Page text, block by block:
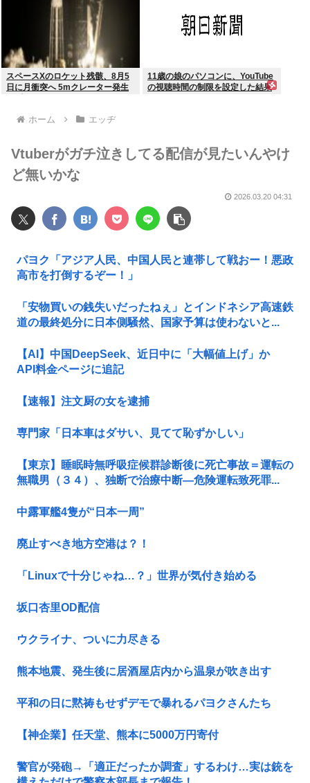
スペースXのロケット残骸、8月5
日に月衝突へ 5mクレーター発生
11歳の娘のパソコンに、YouTube
の視聴時間の制限を設定した結果
ホーム エッヂ
Vtuberがガチ泣きしてる配信が見たいんやけ
ど無いかな
2026.03.20 04:31
パヨク「アジア人民、中国人民と連帯して戦おー！悪政
高市を打倒するぞー！」
「安物買いの銭失いだったねぇ」とインドネシア高速鉄
道の最終処分に日本側騒然、国家予算は使わないと...
【AI】中国DeepSeek、近日中に「大幅値上げ」か
API料金ページに追記
【速報】注文厨の女を逮捕
専門家「日本車はダサい、見てて恥ずかしい」
【東京】睡眠時無呼吸症候群診断後に死亡事故＝運転の
無職男（３４）、独断で治療中断―危険運転致死罪...
中露軍艦4隻が“日本一周”
廃止すべき地方空港は？！
「Linuxで十分じゃね…？」世界が気付き始める
坂口杏里OD配信
ウクライナ、ついに力尽きる
熊本地震、発生後に居酒屋店内から温泉が吹き出す
平和の日に黙祷もせずデモで暴れるパヨクさんたち
【神企業】任天堂、熊本に5000万円寄付
警官が発砲→「適正だったか調査」するわけ…実は銃を